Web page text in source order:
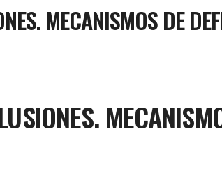
MECANISMOS DE